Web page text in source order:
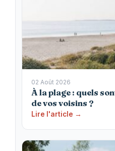
02 Août 2026
À la plage : quels
de vos voisins ?
Lire l'article →